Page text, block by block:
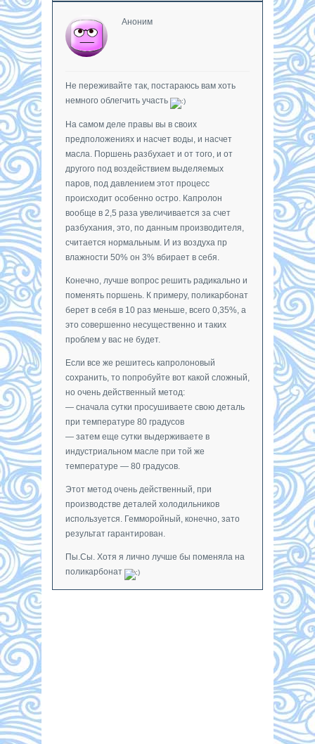
Аноним
Не переживайте так, постараюсь вам хоть
немного облегчить участь
На самом деле правы вы в своих
предположениях и насчет воды, и насчет
масла. Поршень разбухает и от того, и от
другого под воздействием выделяемых
паров, под давлением этот процесс
происходит особенно остро. Капролон
вообще в 2,5 раза увеличивается за счет
разбухания, это, по данным производителя,
считается нормальным. И из воздуха пр
влажности 50% он 3% вбирает в себя.
Конечно, лучше вопрос решить радикально и
поменять поршень. К примеру, поликарбонат
берет в себя в 10 раз меньше, всего 0,35%, а
это совершенно несущественно и таких
проблем у вас не будет.
Если все же решитесь капролоновый
сохранить, то попробуйте вот какой сложный,
но очень действенный метод:
— сначала сутки просушиваете свою деталь
при температуре 80 градусов
— затем еще сутки выдерживаете в
индустриальном масле при той же
температуре — 80 градусов.
Этот метод очень действенный, при
производстве деталей холодильников
используется. Гемморойный, конечно, зато
результат гарантирован.
Пы.Сы. Хотя я лично лучше бы поменяла на
поликарбонат